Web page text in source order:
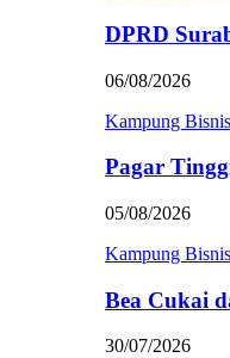
DPRD
06/08/2026
Kampung Bisnis
Pagar
05/08/2026
Kampung Bisnis
Bea Cukai
30/07/2026